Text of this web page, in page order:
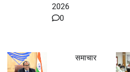
2026
0
समाचार